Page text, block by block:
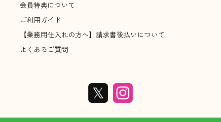
会員特典について
ご利用ガイド
【業務用仕入れの方へ】請求書後払いについて
よくあるご質問